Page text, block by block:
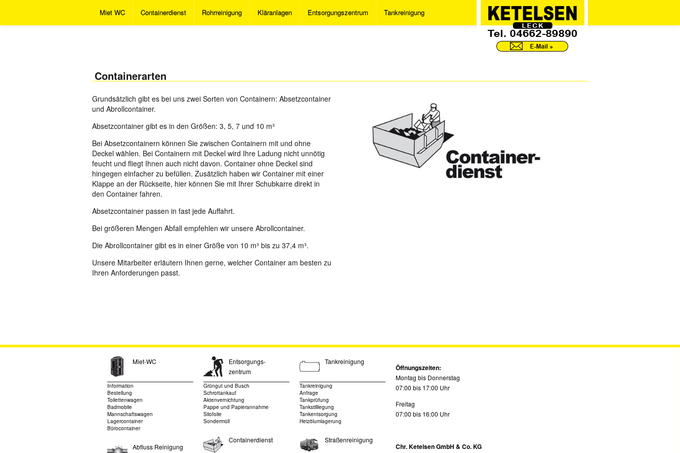
Miet WC Containerdienst Rohrreinigung Kläranlagen Entsorgungszentrum Tankreinigung
Containerarten
Grundsätzlich gibt es bei uns zwei Sorten von Containern: Absetzcontainer
und Abrollcontainer.
Absetzcontainer gibt es in den Größen: 3, 5, 7 und 10 m³
Bei Absetzcontainern können Sie zwischen Containern mit und ohne
Deckel wählen. Bei Containern mit Deckel wird Ihre Ladung nicht unnötig
feucht und fliegt Ihnen auch nicht davon. Container ohne Deckel sind
hingegen einfacher zu befüllen. Zusätzlich haben wir Container mit einer
Klappe an der Rückseite, hier können Sie mit Ihrer Schubkarre direkt in
den Container fahren.
Absetzcontainer passen in fast jede Auffahrt.
Bei größeren Mengen Abfall empfehlen wir unsere Abrollcontainer.
Die Abrollcontainer gibt es in einer Größe von 10 m³ bis zu 37,4 m³.
Unsere Mitarbeiter erläutern Ihnen gerne, welcher Container am besten zu
Ihren Anforderungen passt.
Miet-WC
Information
Bestellung
Toilettenwagen
Badmobile
Mannschaftswagen
Lagercontainer
Bürocontainer
Abfluss Reinigung
Entsorgungs-
zentrum
Grüngut und Busch
Schrottankauf
Aktenvernichtung
Pappe und Papierannahme
Silofolie
Sondermüll
Containerdienst
Tankreinigung
Tankreinigung
Anfrage
Tankprüfung
Tankstilllegung
Tankentsorgung
Heizölumlagerung
Straßenreinigung
Öffnungszeiten:
Montag bis Donnerstag
07:00 bis 17:00 Uhr
Freitag
07:00 bis 16:00 Uhr
Chr. Ketelsen GmbH & Co. KG